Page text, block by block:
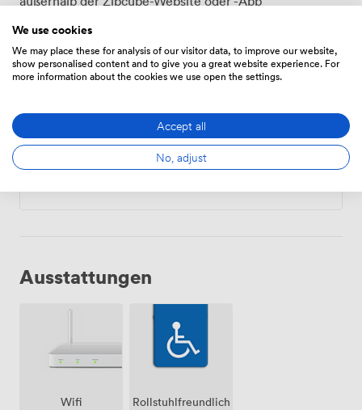
Tägliche
Ausstattungen
Wifi Rollstuhlfreundlich
We use cookies
We may place these for analysis of our visitor data, to improve our website,
show personalised content and to give you a great website experience. For
more information about the cookies we use open the settings.
Accept all
No, adjust